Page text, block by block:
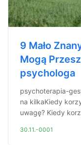
9 Mało
Mogą
psychologa
psychoterapia-
na kilkaKiedy
uwagę? Kiedy
30.11.-0001